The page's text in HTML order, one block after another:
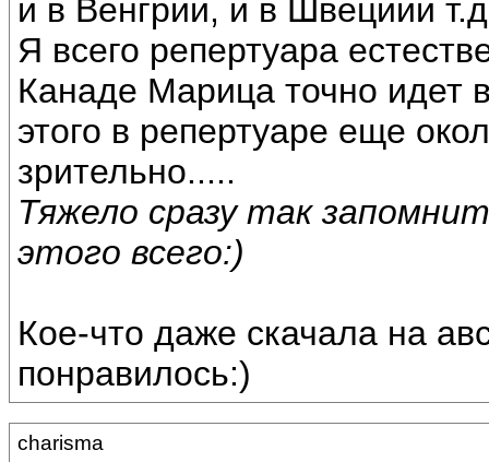
и в Венгрии, и в Швециии
Я всего репертуара
Канаде Марица точно
этого в репертуаре еще
зрительно.....
Тяжело сразу так
этого всего:)
Кое-что даже скачала на
понравилось:)
charisma